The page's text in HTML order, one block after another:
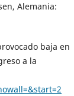
Alemania:
baja en
a la